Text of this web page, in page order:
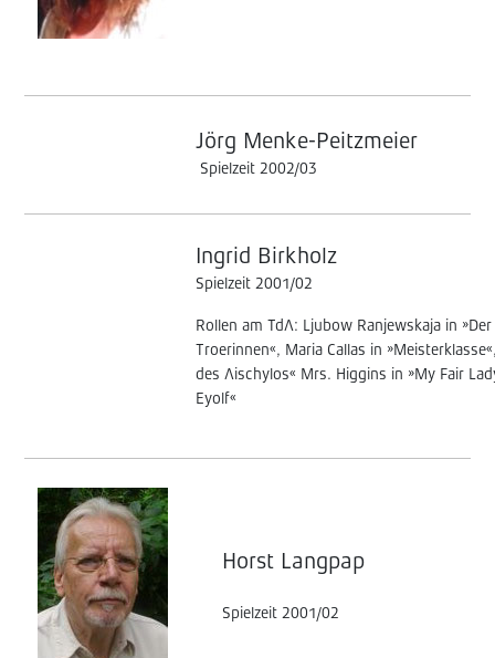
Jörg Menke-Peitzmeier
Spielzeit 2002/03
Ingrid Birkholz
Spielzeit 2001/02
Rollen am TdA: Ljubow Ranjewskaja in
Troerinnen«, Maria Callas in
des Aischylos« Mrs. Higgins in »My Fair
Eyolf«
Horst Langpap
Spielzeit 2001/02